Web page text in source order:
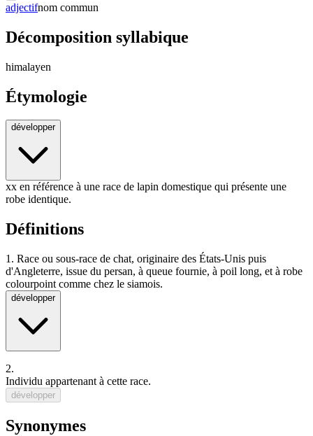
adjectifnom commun
Décomposition syllabique
himalayen
Étymologie
développer
xx en référence à une race de lapin domestique qui présente une
robe identique.
Définitions
1. Race ou sous-race de chat, originaire des États-Unis puis
d'Angleterre, issue du persan, à queue fournie, à poil long, et à robe
colourpoint comme chez le siamois.
développer
2.
Individu appartenant à cette race.
développer
Synonymes